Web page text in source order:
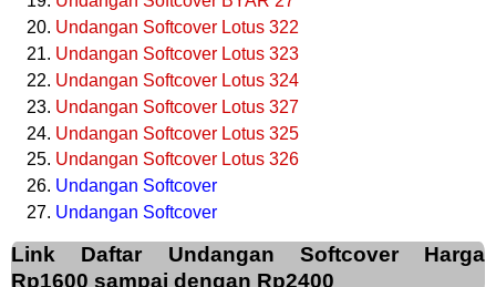
Undangan Softcover Lotus 322
Undangan Softcover Lotus 323
Undangan Softcover Lotus 324
Undangan Softcover Lotus 327
Undangan Softcover Lotus 325
Undangan Softcover Lotus 326
Undangan Softcover
Undangan Softcover
Link Daftar Undangan Softcover Harga
Rp1600 sampai dengan Rp2400